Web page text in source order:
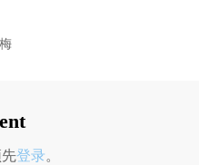
登录。